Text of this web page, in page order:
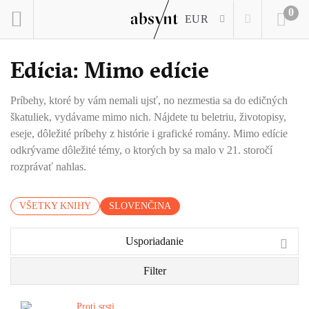
EUR
0
Edícia: Mimo edície
Príbehy, ktoré by vám nemali ujsť, no nezmestia sa do edičných
škatuliek, vydávame mimo nich. Nájdete tu beletriu, životopisy,
eseje, dôležité príbehy z histórie i grafické romány. Mimo edície
odkrývame dôležité témy, o ktorých by sa malo v 21. storočí
rozprávať nahlas.
VŠETKY KNIHY SLOVENČINA
Usporiadanie
Filter